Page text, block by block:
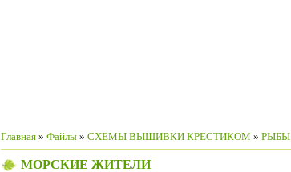
Главная » Файлы » СХЕМЫ ВЫШИВКИ КРЕСТИКОМ » РЫБЫ
МОРСКИЕ ЖИТЕЛИ